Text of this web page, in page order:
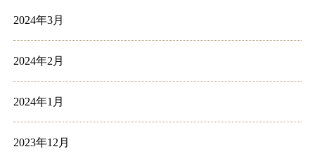
2024年3月
2024年2月
2024年1月
2023年12月